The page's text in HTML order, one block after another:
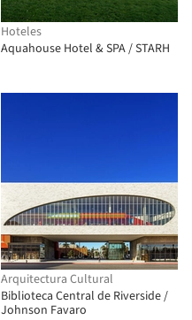
Hoteles
Aquahouse Hotel & SPA / STARH
Arquitectura Cultural
Biblioteca Central de Riverside /
Johnson Favaro